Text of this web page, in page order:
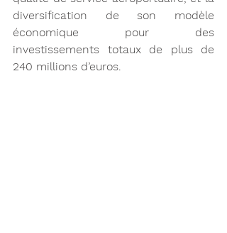
diversification de son modèle
économique pour des
investissements totaux de plus de
240 millions d’euros.